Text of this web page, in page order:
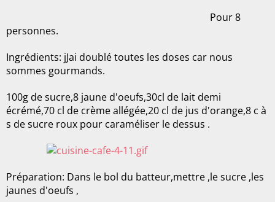
Pour 8
personnes.
Ingrédients: jJai doublé toutes les doses car nous
sommes gourmands.
100g de sucre,8 jaune d'oeufs,30cl de lait demi
écrémé,70 cl de crème allégée,20 cl de jus d'orange,8 c à
s de sucre roux pour caraméliser le dessus .
Préparation: Dans le bol du batteur,mettre ,le sucre ,les
jaunes d'oeufs ,